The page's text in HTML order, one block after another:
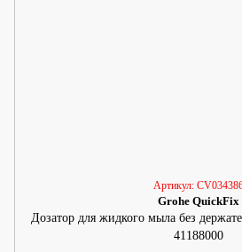
Артикул:
Grohe QuickFix
Дозатор для жидкого мыла без
41188000